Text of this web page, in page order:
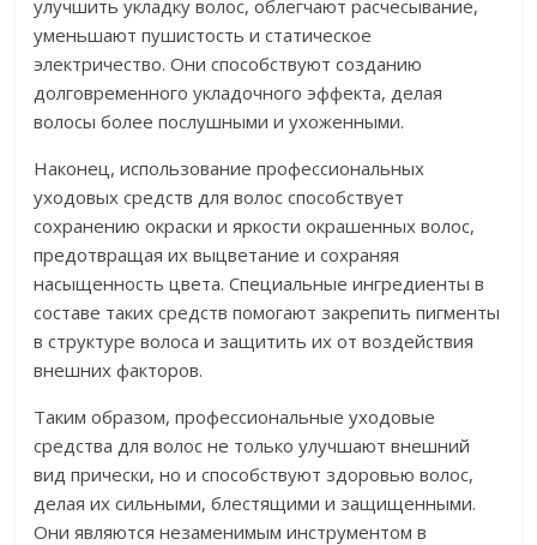
улучшить укладку волос, облегчают расчесывание,
уменьшают пушистость и статическое
электричество. Они способствуют созданию
долговременного укладочного эффекта, делая
волосы более послушными и ухоженными.
Наконец, использование профессиональных
уходовых средств для волос способствует
сохранению окраски и яркости окрашенных волос,
предотвращая их выцветание и сохраняя
насыщенность цвета. Специальные ингредиенты в
составе таких средств помогают закрепить пигменты
в структуре волоса и защитить их от воздействия
внешних факторов.
Таким образом, профессиональные уходовые
средства для волос не только улучшают внешний
вид прически, но и способствуют здоровью волос,
делая их сильными, блестящими и защищенными.
Они являются незаменимым инструментом в